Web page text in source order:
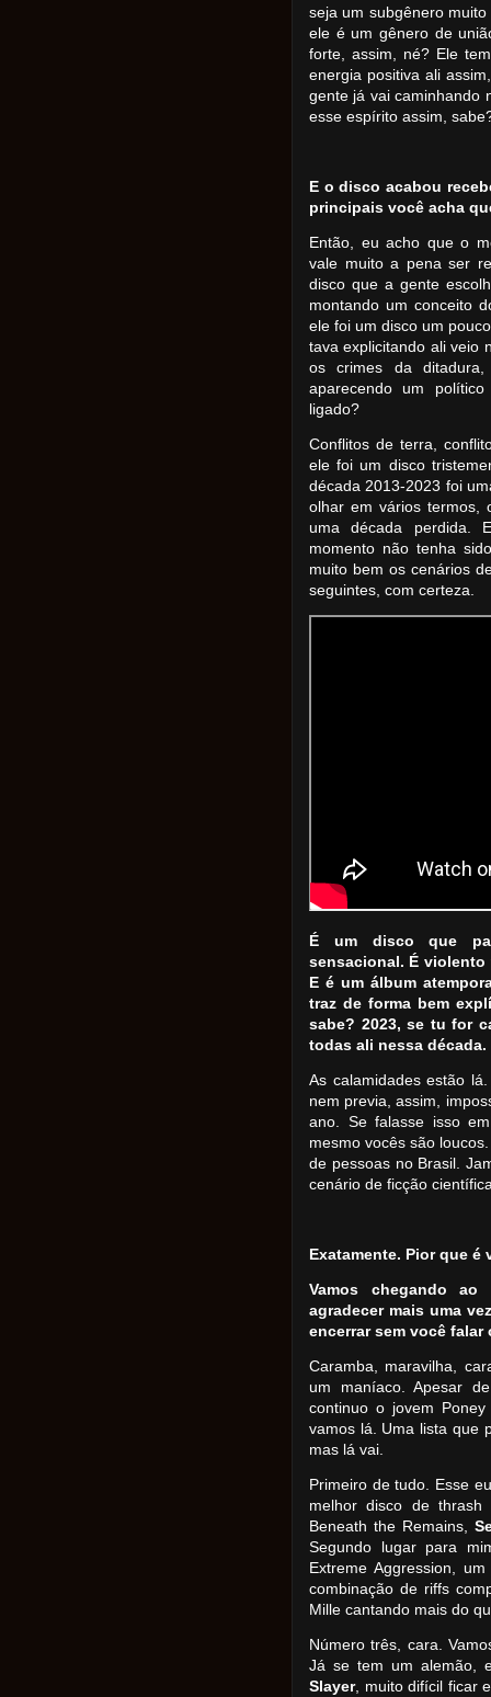
seja um subgênero
ele é um gênero de
forte, assim, né? Ele
energia positiva ali
gente já vai caminhando
esse espírito assim,
E o disco acabou
principais você acha
Então, eu acho que o
vale muito a pena ser
disco que a gente
montando um conceito
ele foi um disco um
tava explicitando ali veio
os crimes da ditadura,
aparecendo um
ligado?
Conflitos de terra,
ele foi um disco
década 2013-2023 foi
olhar em vários termos,
uma década perdida.
momento não tenha
muito bem os cenários
seguintes, com certeza.
É um disco que
sensacional. É violento
E é um álbum
traz de forma bem
sabe? 2023, se tu for
todas ali nessa década.
As calamidades estão
nem previa, assim,
ano. Se falasse isso
mesmo vocês são
de pessoas no Brasil.
cenário de ficção
Exatamente. Pior que é
Vamos chegando
agradecer mais uma
encerrar sem você
Caramba, maravilha,
um maníaco. Apesar
continuo o jovem
vamos lá. Uma lista que
mas lá vai.
Primeiro de tudo. Esse
melhor disco de
Beneath the Remains,
Segundo lugar para
Extreme Aggression,
combinação de riffs
Mille cantando mais do
Número três, cara.
Já se tem um alemão,
Slayer, muito difícil ficar